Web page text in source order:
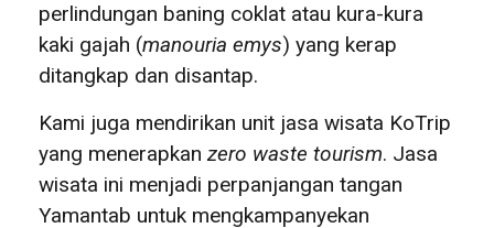
perlindungan baning coklat atau kura-kura
kaki gajah (manouria emys) yang kerap
ditangkap dan disantap.
Kami juga mendirikan unit jasa wisata KoTrip
yang menerapkan zero waste tourism. Jasa
wisata ini menjadi perpanjangan tangan
Yamantab untuk mengkampanyekan